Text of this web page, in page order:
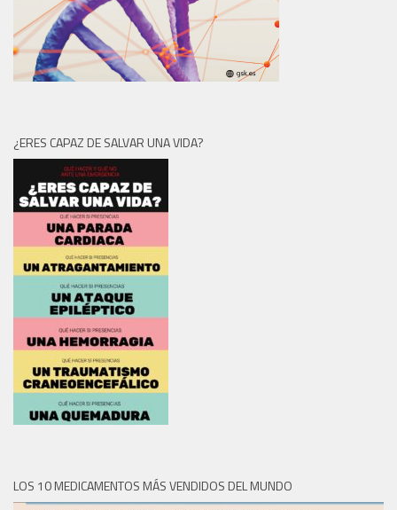
¿ERES CAPAZ DE SALVAR UNA VIDA?
LOS 10 MEDICAMENTOS MÁS VENDIDOS DEL MUNDO